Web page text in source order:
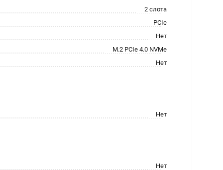
2 слота
PCIe
Нет
M.2 PCIe 4.0 NVMe
Нет
Нет
Нет